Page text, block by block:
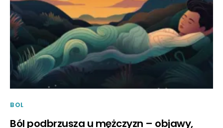
BOL
Ból podbrzusza u mężczyzn – objawy,